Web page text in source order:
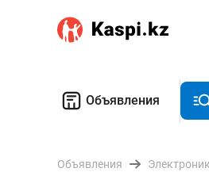
Объявления
Объявления